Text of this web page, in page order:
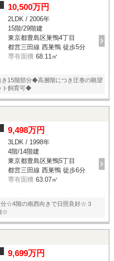
10,500万円
2LDK / 2006年
15階/29階建
東京都豊島区巣鴨4丁目
都営三田線 西巣鴨 徒歩5分
専有面積 68.11㎡
15階部分◆高層階につき圧巻の眺望
ト飼育可◆
9,498万円
3LDK / 1998年
4階/14階建
東京都豊島区巣鴨5丁目
都営三田線 西巣鴨 徒歩6分
専有面積 63.07㎡
☆4階の南西向きで日照良好☆３
☆
9,699万円